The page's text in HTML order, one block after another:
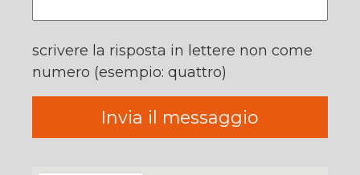
scrivere la risposta in lettere non come
numero (esempio: quattro)